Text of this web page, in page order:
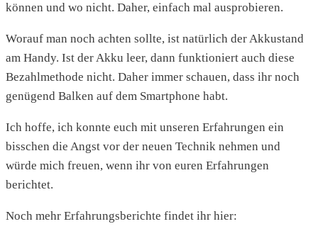
können und wo nicht. Daher, einfach mal ausprobieren.
Worauf man noch achten sollte, ist natürlich der Akkustand
am Handy. Ist der Akku leer, dann funktioniert auch diese
Bezahlmethode nicht. Daher immer schauen, dass ihr noch
genügend Balken auf dem Smartphone habt.
Ich hoffe, ich konnte euch mit unseren Erfahrungen ein
bisschen die Angst vor der neuen Technik nehmen und
würde mich freuen, wenn ihr von euren Erfahrungen
berichtet.
Noch mehr Erfahrungsberichte findet ihr hier: